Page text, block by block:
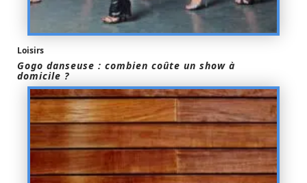
Loisirs
Gogo danseuse : combien coûte un show à
domicile ?